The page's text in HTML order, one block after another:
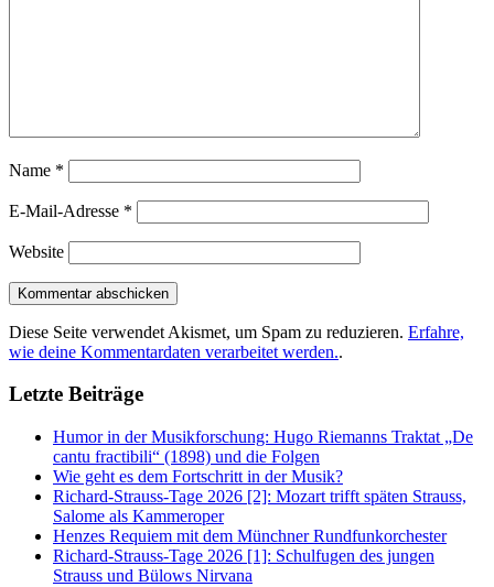
Name *
E-Mail-Adresse *
Website
Diese Seite verwendet Akismet, um Spam zu reduzieren. Erfahre,
wie deine Kommentardaten verarbeitet werden..
Letzte Beiträge
Humor in der Musikforschung: Hugo Riemanns Traktat „De
cantu fractibili“ (1898) und die Folgen
Wie geht es dem Fortschritt in der Musik?
Richard-Strauss-Tage 2026 [2]: Mozart trifft späten Strauss,
Salome als Kammeroper
Henzes Requiem mit dem Münchner Rundfunkorchester
Richard-Strauss-Tage 2026 [1]: Schulfugen des jungen
Strauss und Bülows Nirvana